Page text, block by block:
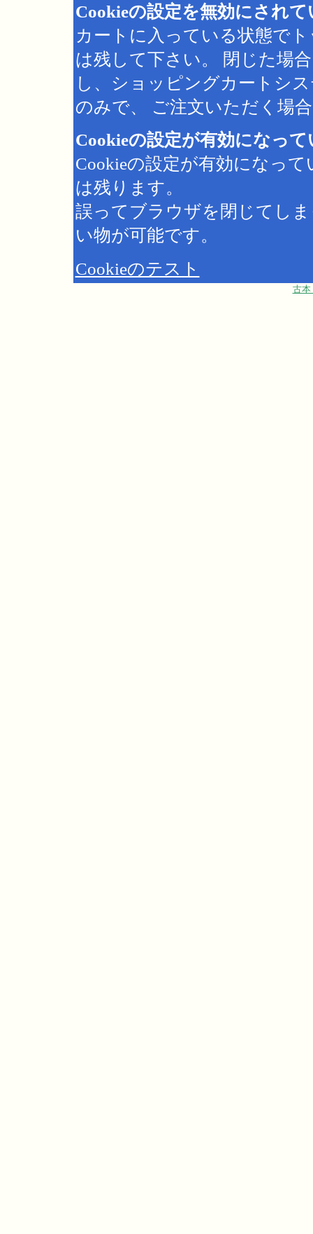
Cookieの設定を無効にされ
カートに入っている状態で
は残して下さい。 閉じた場
し、ショッピングカートシ
のみで、 ご注文いただく場
Cookieの設定が有効になっ
Cookieの設定が有効になっ
は残ります。
誤ってブラウザを閉じてし
い物が可能です。
Cookieのテスト
古本